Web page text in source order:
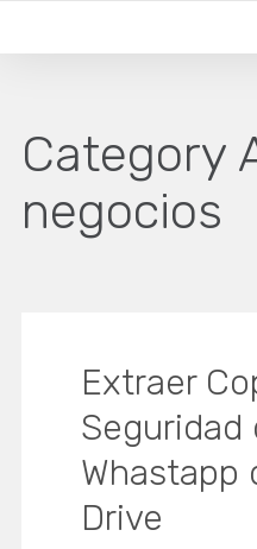
Category
negocios
Extraer
Seguridad
Whastapp
Drive